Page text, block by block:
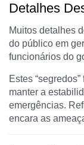
Detalhes
Muitos detalhes
do público em
funcionários do
Estes
manter a
emergências.
encara as